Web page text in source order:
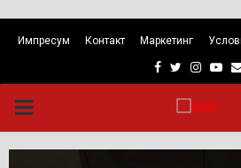
Импресум Контакт Маркетинг
Facebook
Twitter
PRIMARY
MENU